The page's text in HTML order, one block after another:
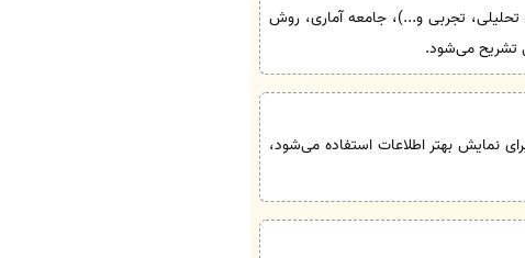
تجربی و...)، جامعه آماری، روش
تشریح می‌شود.
نمایش بهتر اطلاعات استفاده می‌شود،